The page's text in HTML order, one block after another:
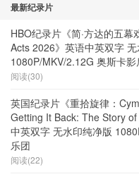
最新纪录片
HBO纪录片《简·方达的五
Acts 2026》英语中英双字
1080P/MKV/2.12G 奥斯卡影
阅读(30)
英国纪录片《重拾旋律：
Getting It Back: The Story
中英双字 无水印纯净版
乐团
阅读(22)